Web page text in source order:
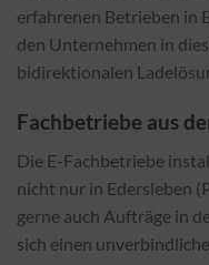
erfahrenen Betrieben in
den Unternehmen in
bidirektionalen
Fachbetriebe aus
Die E-Fachbetriebe
nicht nur in Edersleben
gerne auch Aufträge in
sich einen